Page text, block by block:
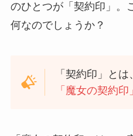
のひとつが「契約印」。
何なのでしょうか？
「契約印」と
「魔女の契約印